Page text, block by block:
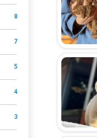
8
7
5
4
3